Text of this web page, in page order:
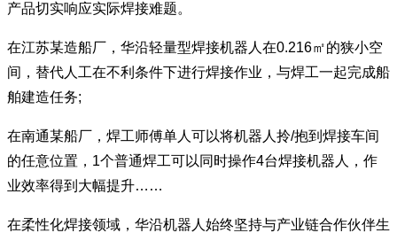
产品切实响应实际焊接难题。
在江苏某造船厂，华沿轻量型焊接机器人在0.216㎡的狭小空
间，替代人工在不利条件下进行焊接作业，与焊工一起完成船
舶建造任务;
在南通某船厂，焊工师傅单人可以将机器人拎/抱到焊接车间
的任意位置，1个普通焊工可以同时操作4台焊接机器人，作
业效率得到大幅提升……
在柔性化焊接领域，华沿机器人始终坚持与产业链合作伙伴生